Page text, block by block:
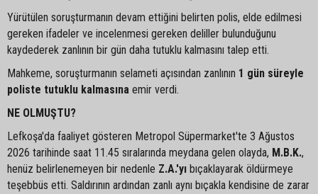
Yürütülen soruşturmanın devam ettiğini belirten polis, elde edilmesi
gereken ifadeler ve incelenmesi gereken deliller bulunduğunu
kaydederek zanlının bir gün daha tutuklu kalmasını talep etti.
Mahkeme, soruşturmanın selameti açısından zanlının 1 gün süreyle
poliste tutuklu kalmasına emir verdi.
NE OLMUŞTU?
Lefkoşa'da faaliyet gösteren Metropol Süpermarket'te 3 Ağustos
2026 tarihinde saat 11.45 sıralarında meydana gelen olayda, M.B.K.,
henüz belirlenemeyen bir nedenle Z.A.'yı bıçaklayarak öldürmeye
teşebbüs etti. Saldırının ardından zanlı aynı bıçakla kendisine de zarar